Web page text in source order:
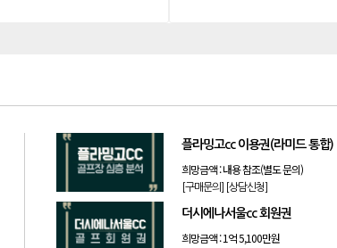
플라밍고cc 이용권(라미드 통합)
희망금액 :내용 참조(별도 문의)
[구매문의] [상담신청]
더시에나서울cc 회원권
희망금액 :1억 5,100만원